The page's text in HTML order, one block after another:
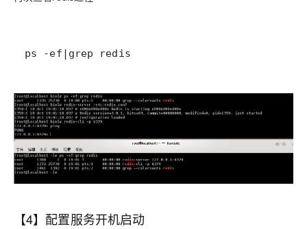
ps -ef|grep redis
【4】配置服务开机启动